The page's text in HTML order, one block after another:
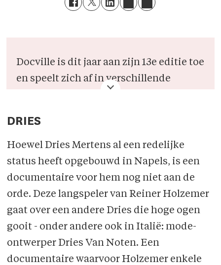
Docville is dit jaar aan zijn 13e editie toe
en speelt zich af in verschillende
uitgebreide aanbod alsook waar de
films zich afspelen. Tickets zijn ook
daar te verkrijgen.
DRIES
Hoewel Dries Mertens al een redelijke
status heeft opgebouwd in Napels, is een
documentaire voor hem nog niet aan de
orde. Deze langspeler van Reiner Holzemer
gaat over een andere Dries die hoge ogen
gooit - onder andere ook in Italië: mode-
ontwerper Dries Van Noten. Een
documentaire waarvoor Holzemer enkele